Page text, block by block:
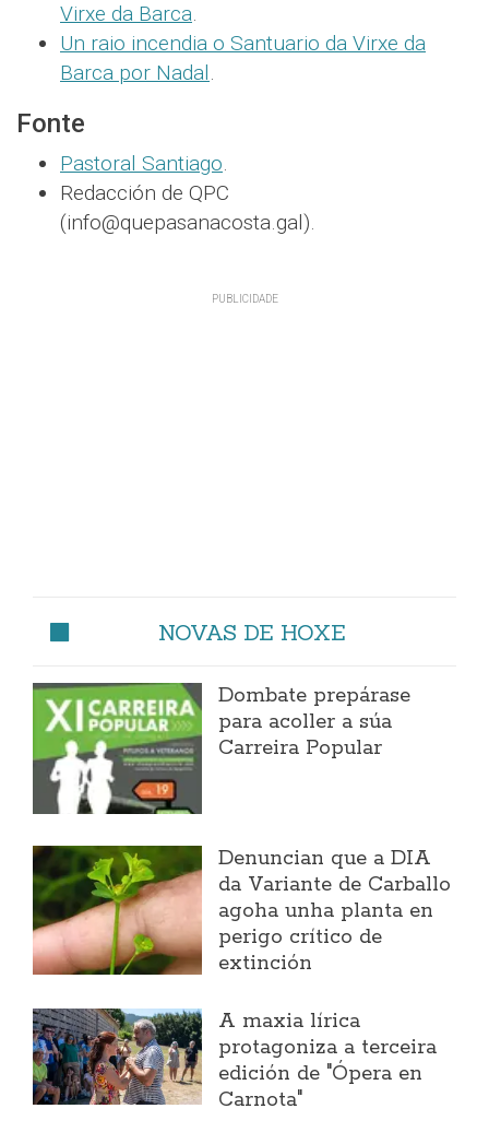
Virxe da Barca.
Un raio incendia o Santuario da Virxe da
Barca por Nadal.
Fonte
Pastoral Santiago.
Redacción de QPC
(info@quepasanacosta.gal).
NOVAS DE HOXE
Dombate prepárase
para acoller a súa
Carreira Popular
Denuncian que a DIA
da Variante de Carballo
agoha unha planta en
perigo crítico de
extinción
A maxia lírica
protagoniza a terceira
edición de "Ópera en
Carnota"